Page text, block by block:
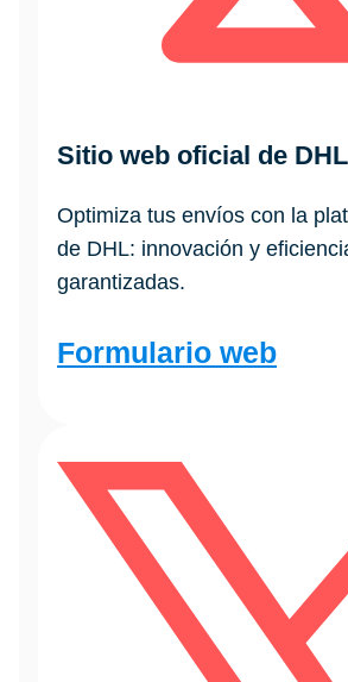
Sitio web oficial de DHL
Optimiza tus envíos con la
de DHL: innovación y
garantizadas.
Formulario web